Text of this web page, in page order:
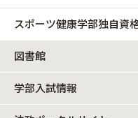
スポーツ健康学部独自資
図書館
学部入試情報